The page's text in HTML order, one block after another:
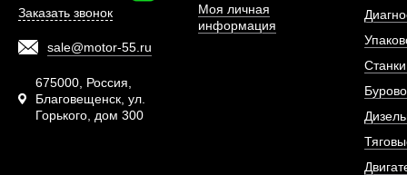
Шпилька переднего
АРТИКУЛ:
Заказать звонок
sale@motor-55.ru
675000, Россия,
Благовещенск, ул.
Горького, дом 300
Моя личная
информация